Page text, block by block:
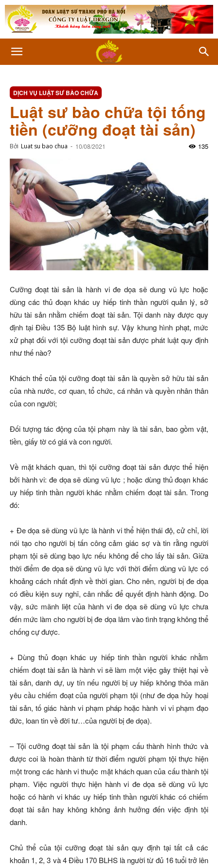
DỊCH VỤ LUẬT SƯ BÀO CHỮA
Luật sư bào chữa tội tống
tiền (cưỡng đoạt tài sản)
Bởi Luat su bao chua - 10/08/2021 135
Cưỡng đoạt tài sản là hành vi đe dọa sẽ dung vũ lực hoặc
dùng các thủ đoạn khác uy hiếp tinh thần người quản lý, sở
hữu tài sản nhằm chiếm đoạt tài sản. Tội danh này được quy
định tại Điều 135 Bộ luật hình sự. Vậy khung hình phạt, mức
xử phạt đối với tội cưỡng đoạt tài sản được phát luật quy định
như thế nào?
Khách thể của tội cưỡng đoạt tài sản là quyền sở hữu tài sản
của nhà nước, cơ quan, tổ chức, cá nhân và quyền nhân thân
của con người;
Đối tượng tác động của tội phạm này là tài sản, bao gồm vật,
tiền, giấy tờ có giá và con người.
Về mặt khách quan, thì tội cưỡng đoạt tài sản được thể hiện
bởi hành vi: đe dọa sẽ dùng vũ lực ; hoặc dùng thủ đoạn khác
uy hiếp tinh thần người khác nhằm chiếm đoạt tài sản. Trong
đó:
+ Đe dọa sẽ dùng vũ lực là hành vi thể hiện thái độ, cử chỉ, lời
nói tạo cho người bị tấn công cảm giác sợ và tin rằng người
phạm tội sẽ dùng bạo lực nếu không để cho lấy tài sản. Giữa
thời điểm đe dọa sẽ dùng vũ lực với thời điểm dùng vũ lực có
khoảng cách nhất định về thời gian. Cho nên, người bị đe dọa
có điều kiện suy nghĩ, cân nhắc để quyết định hành động. Do
vậy, sức mãnh liệt của hành vi đe dọa sẽ dùng vũ lực chưa
đến mức làm cho người bị đe dọa lâm vào tình trạng không thể
chống cự được.
+ Dùng thủ đoạn khác uy hiếp tinh thần người khác nhằm
chiếm đoạt tài sản là hành vi sẽ làm một việc gây thiệt hại về
tài sản, danh dự, uy tín nếu người bị uy hiếp không thõa mãn
yêu cầu chiếm đoạt của người phạm tội (như đe dọa hủy hoại
tài sản, tố giác hành vi phạm pháp hoặc hành vi vi phạm đạo
đức, loan tin về đời tư…của người bị đe dọa).
– Tội cưỡng đoạt tài sản là tội phạm cấu thành hình thức và
được coi là hoàn thành từ thời điểm người phạm tội thực hiện
một trong các hành vi thuộc mặt khách quan của cấu thành tội
phạm. Việc người thực hiện hành vi đe dọa sẽ dùng vũ lực
hoặc có hành vi khác uy hiếp tinh thần người khác có chiếm
đoạt tài sản hay không không ảnh hưởng đến việc định tội
danh.
Chủ thể của tội cưỡng đoạt tài sản quy định tại tất cả các
khoản 1, 2, 3 và 4 Điều 170 BLHS là người từ đủ 16 tuổi trở lên